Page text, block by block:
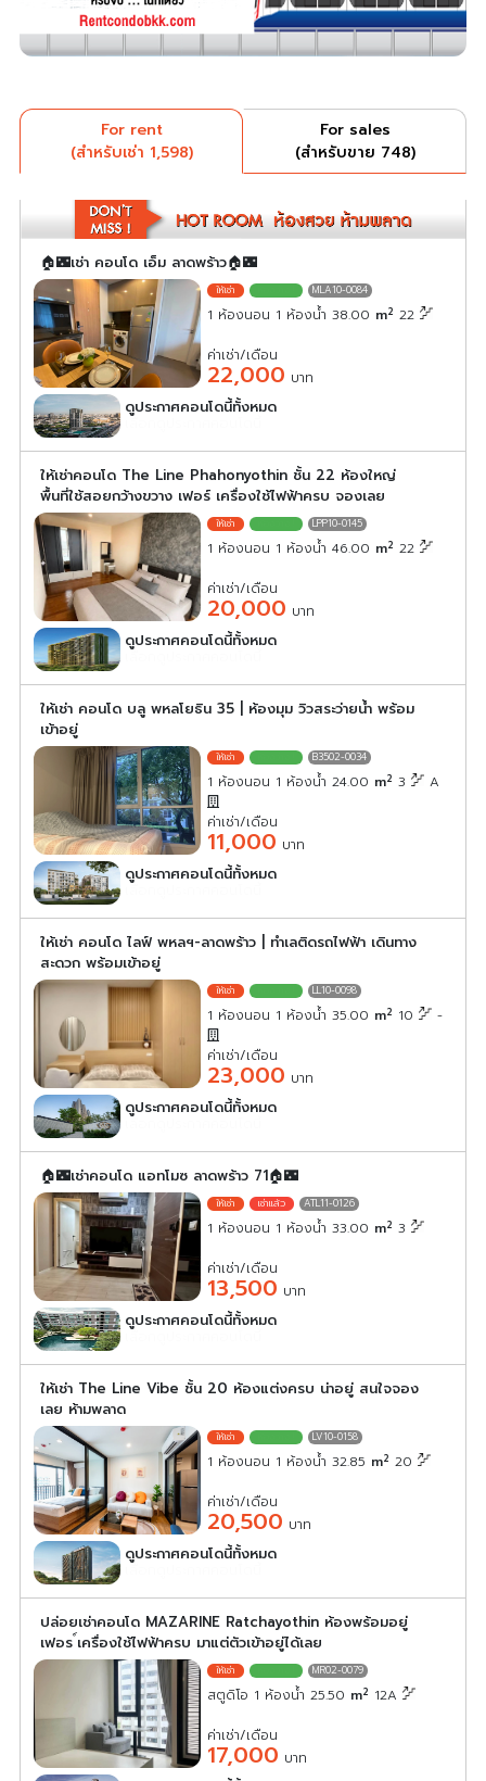
For rent
(สำหรับเช่า 1,598)
For sales
(สำหรับขาย 748)
🏠🌃เช่า คอนโด เอ็ม ลาดพร้าว🏠🌃
MLA10-0084
1 ห้องนอน 1 ห้องน้ำ 38.00 m2 22
ค่าเช่า/เดือน
22,000 บาท
ดูประกาศคอนโดนี้ทั้งหมด
เลือกดูประกาศคอนโดนี้
ให้เช่าคอนโด The Line Phahonyothin ชั้น 22 ห้องใหญ่
พื้นที่ใช้สอยกว้างขวาง เฟอร์ เครื่องใช้ไฟฟ้าครบ จองเลย
LPP10-0145
1 ห้องนอน 1 ห้องน้ำ 46.00 m2 22
ค่าเช่า/เดือน
20,000 บาท
ดูประกาศคอนโดนี้ทั้งหมด
เลือกดูประกาศคอนโดนี้
ให้เช่า คอนโด บลู พหลโยธิน 35 | ห้องมุม วิวสระว่ายน้ำ พร้อม
เข้าอยู่
B3502-0034
1 ห้องนอน 1 ห้องน้ำ 24.00 m2 3 A
ค่าเช่า/เดือน
11,000 บาท
ดูประกาศคอนโดนี้ทั้งหมด
เลือกดูประกาศคอนโดนี้
ให้เช่า คอนโด ไลฟ์ พหลฯ-ลาดพร้าว | ทำเลติดรถไฟฟ้า เดินทาง
สะดวก พร้อมเข้าอยู่
LL10-0098
1 ห้องนอน 1 ห้องน้ำ 35.00 m2 10 -
ค่าเช่า/เดือน
23,000 บาท
ดูประกาศคอนโดนี้ทั้งหมด
เลือกดูประกาศคอนโดนี้
🏠🌃เช่าคอนโด แอทโมซ ลาดพร้าว 71🏠🌃
ATL11-0126
1 ห้องนอน 1 ห้องน้ำ 33.00 m2 3
ค่าเช่า/เดือน
13,500 บาท
ดูประกาศคอนโดนี้ทั้งหมด
เลือกดูประกาศคอนโดนี้
ให้เช่า The Line Vibe ชั้น 20 ห้องแต่งครบ น่าอยู่ สนใจจอง
เลย ห้ามพลาด
LV10-0158
1 ห้องนอน 1 ห้องน้ำ 32.85 m2 20
ค่าเช่า/เดือน
20,500 บาท
ดูประกาศคอนโดนี้ทั้งหมด
เลือกดูประกาศคอนโดนี้
ปล่อยเช่าคอนโด MAZARINE Ratchayothin ห้องพร้อมอยู่
เฟอร ์เครื่องใช้ไฟฟ้าครบ มาแต่ตัวเข้าอยู่ได้เลย
MR02-0079
สตูดิโอ 1 ห้องน้ำ 25.50 m2 12A
ค่าเช่า/เดือน
17,000 บาท